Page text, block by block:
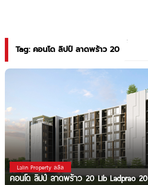
Tag: คอนโด ลิปป์ ลาดพร้าว 20
Lalin Property ลลิล
คอนโด ลิปป์ ลาดพร้าว 20 Lib Ladprao 20